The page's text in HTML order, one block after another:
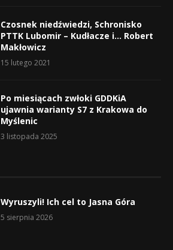
Czosnek niedźwiedzi, Schronisko
PTTK Lubomir – Kudłacze i… Robert
Makłowicz
15 lutego 2021
Po miesiącach zwłoki GDDKiA
ujawnia warianty S7 z Krakowa do
Myślenic
3 listopada 2025
Wyruszyli! Ich cel to Jasna Góra
5 sierpnia 2026